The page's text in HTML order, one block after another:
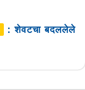
: शेवटचा बदललेले